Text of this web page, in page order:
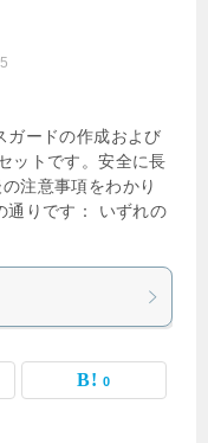
ガードの作成および
ットです。安全に長
注意事項をわかり
通りです： いずれの
0